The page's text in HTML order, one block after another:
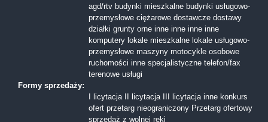
agd/rtv budynki mieszkalne budynki usługowo-
przemysłowe ciężarowe dostawcze dostawy
działki grunty orne inne inne inne inne
komputery lokale mieszkalne lokale usługowo-
przemysłowe maszyny motocykle osobowe
ruchomości inne specjalistyczne telefon/fax
terenowe usługi
Formy sprzedaży:
I licytacja II licytacja III licytacja inne konkurs
ofert przetarg nieograniczony Przetarg ofertowy
sprzedaż z wolnej reki